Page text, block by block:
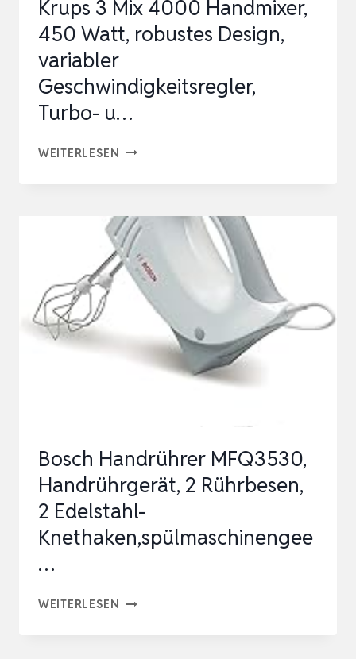
Krups 3 Mix 4000 Handmixer,
450 Watt, robustes Design,
variabler
Geschwindigkeitsregler,
Turbo- u…
WEITERLESEN KRUPS
4000
HANDMIXER,
450
WATT,
ROBUSTES
DESIGN,
VARIABLER
GESCHWINDIGKEITSREGLER,
Bosch Handrührer MFQ3530,
Handrührgerät, 2 Rührbesen,
2 Edelstahl-
Knethaken,spülmaschinengee
…
WEITERLESEN BOSCH